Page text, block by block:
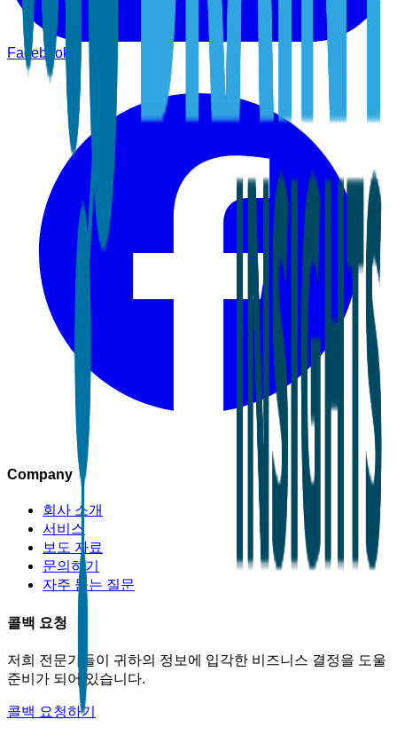
Facebook
Company
회사 소개
서비스
보도 자료
문의하기
자주 묻는 질문
콜백 요청
저희 전문가들이 귀하의 정보에 입각한 비즈니스 결정을 도울
준비가 되어 있습니다.
콜백 요청하기